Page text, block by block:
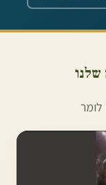
לומר